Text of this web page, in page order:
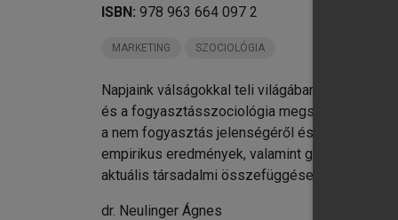
ISBN: 978 963 664 097 2
MARKETING SZOCIOLÓGIA
Napjaink válságokkal teli világában a
és a fogyasztásszociológia megszokott témái
a nem fogyasztás jelenségéről és a
empirikus eredmények, valamint gyakorlati
aktuális társadalmi összefüggéseit, legyenek
dr. Neulinger Ágnes